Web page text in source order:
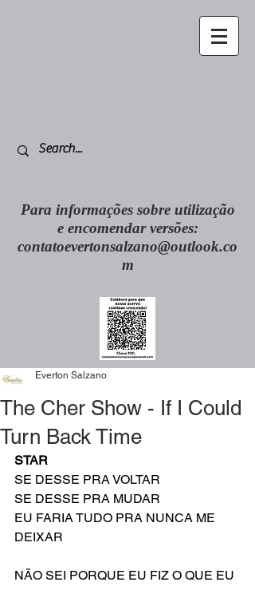
Para informações sobre utilização
e encomendar versões:
contatoevertonsalzano@outlook.co
m
The Cher Show - If I Could
Turn Back Time
Everton Salzano
STAR
SE DESSE PRA VOLTAR
SE DESSE PRA MUDAR
EU FARIA TUDO PRA NUNCA ME
DEIXAR
NÃO SEI PORQUE EU FIZ O QUE EU